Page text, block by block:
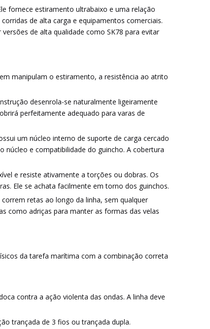
fornece estiramento ultrabaixo e uma relação
de alta carga e equipamentos comerciais.
de alta qualidade como SK78 para evitar
manipulam o estiramento, a resistência ao atrito
desenrola-se naturalmente ligeiramente
perfeitamente adequado para varas de
um núcleo interno de suporte de carga cercado
e compatibilidade do guincho. A cobertura
e resiste ativamente a torções ou dobras. Os
Ele se achata facilmente em torno dos guinchos.
retas ao longo da linha, sem qualquer
como adriças para manter as formas das velas
da tarefa marítima com a combinação correta
contra a ação violenta das ondas. A linha deve
trançada de 3 fios ou trançada dupla.